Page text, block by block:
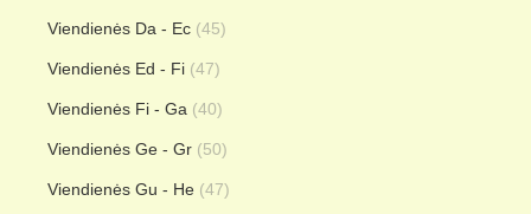
Viendienės Da - Ec (45)
Viendienės Ed - Fi (47)
Viendienės Fi - Ga (40)
Viendienės Ge - Gr (50)
Viendienės Gu - He (47)